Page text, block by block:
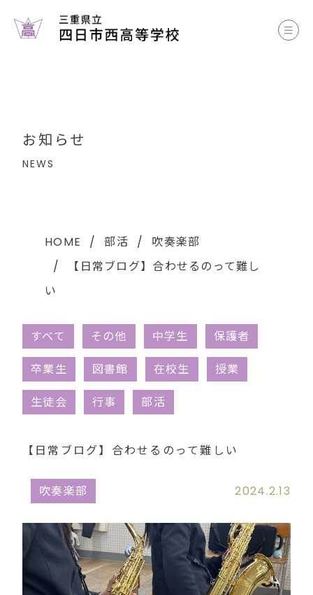
お知らせ
学校生活
中学生のみなさまへ
お知らせ
NEWS
HOME 部活
吹奏楽部
【日常ブログ】合わせるのって難し
い
すべて その他 中学生 保護者
卒業生 図書館 在校生 授業
生徒会 行事 部活
【日常ブログ】合わせるのって難しい
2024.2.13
吹奏楽部